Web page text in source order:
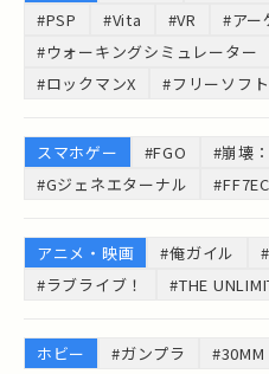
#PSP
#Vita #VR #アー
#ウォーキングシミュレーター
#ロックマンX
#フリーソフト
スマホゲー #FGO
#崩壊
#Gジェネエターナル
#FF7EC
アニメ・映画 #俺ガイル
#ラブライブ！
#THE
ホビー #ガンプラ #30MM